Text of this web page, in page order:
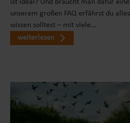
ist ideal? Und braucht man dafür
unserem großen FAQ erfährst du
wissen solltest – mit viele…
weiterlesen